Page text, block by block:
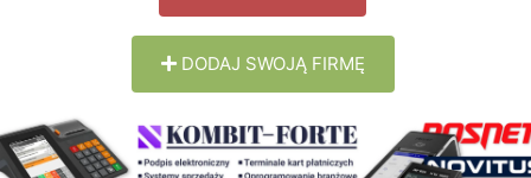
DODAJ SWOJĄ FIRMĘ